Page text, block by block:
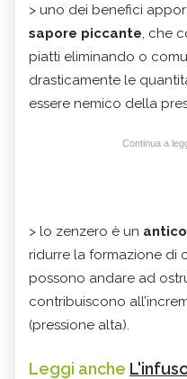
> uno dei benefici
sapore piccante, che
piatti eliminando o
drasticamente le
essere nemico della
Continua a
> lo zenzero è un
ridurre la formazione di
possono andare ad
contribuiscono
(pressione alta).
Leggi anche